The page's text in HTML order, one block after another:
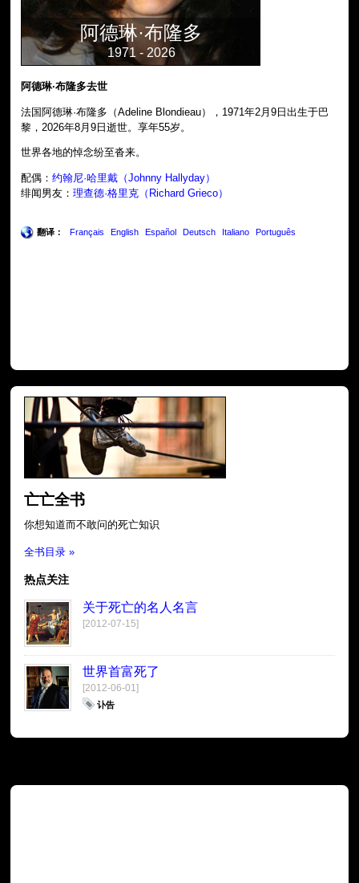
阿德琳·布隆多
1971 - 2026
阿德琳·布隆多去世
法国阿德琳·布隆多（Adeline Blondieau），1971年2月9日出生于巴
黎，2026年8月9日逝世。享年55岁。
世界各地的悼念纷至沓来。
配偶：约翰尼·哈里戴（Johnny Hallyday）
绯闻男友：理查德·格里克（Richard Grieco）
翻译： Français English Español Deutsch Italiano Português
亡亡全书
你想知道而不敢问的死亡知识
全书目录 »
热点关注
关于死亡的名人名言
[2012-07-15]
世界首富死了
[2012-06-01]
讣告